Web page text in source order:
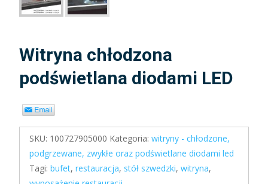
Witryna chłodzona
podświetlana diodami LED
SKU: 100727905000 Kategoria: witryny - chłodzone,
podgrzewane, zwykłe oraz podświetlane diodami led
Tagi: bufet, restauracja, stół szwedzki, witryna,